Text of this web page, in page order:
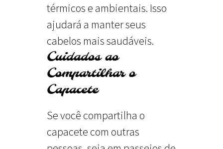
térmicos e ambientais. Isso
ajudará a manter seus
cabelos mais saudáveis.
Cuidados ao
Compartilhar o
Capacete
Se você compartilha o
capacete com outras